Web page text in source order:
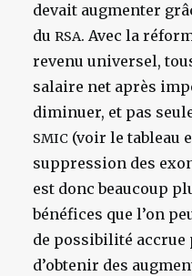
devait augmenter
du RSA. Avec la
revenu universel,
salaire net après
diminuer, et pas
SMIC (voir le tableau
suppression des
est donc beaucoup
bénéfices que l’on
de possibilité
d’obtenir des